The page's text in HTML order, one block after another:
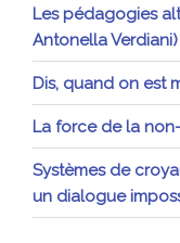
Les pédagogies
Antonella Verdiani)
Dis, quand on est
La force de la
Systèmes de
un dialogue